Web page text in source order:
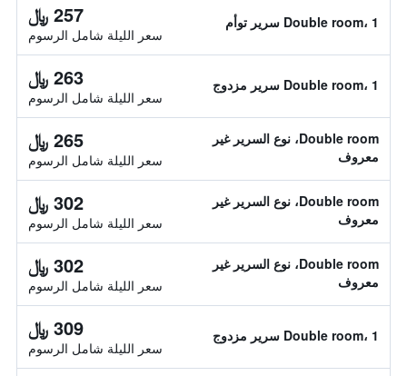
Double room، 1 سرير توأم 257 ﷼
سعر الليلة شامل الرسوم
Double room، 1 سرير مزدوج 263 ﷼
سعر الليلة شامل الرسوم
Double room، نوع السرير غير
معروف
265 ﷼
سعر الليلة شامل الرسوم
Double room، نوع السرير غير
معروف
302 ﷼
سعر الليلة شامل الرسوم
Double room، نوع السرير غير
معروف
302 ﷼
سعر الليلة شامل الرسوم
Double room، 1 سرير مزدوج 309 ﷼
سعر الليلة شامل الرسوم